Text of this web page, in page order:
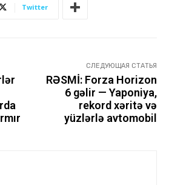
Twitter
СЛЕДУЮЩАЯ СТАТЬЯ
RƏSMİ: Forza Horizon
6 gəlir — Yaponiya,
rekord xəritə və
yüzlərlə avtomobil